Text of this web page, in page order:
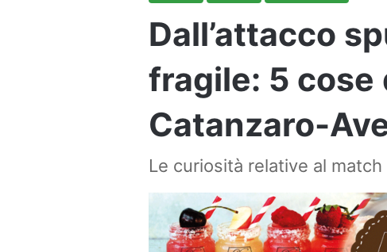
Dall’attacco
fragile: 5 cose
Catanzaro-
Le curiosità relative al